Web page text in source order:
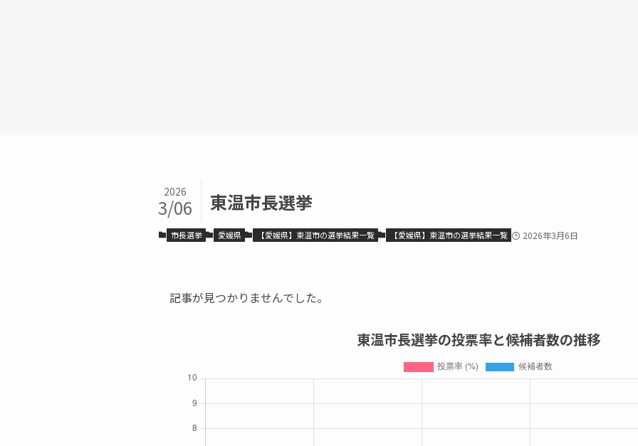
東温市長選挙
2026
3/06
市長選挙 愛媛県 【愛媛県】東温市の選挙結果一覧 【愛媛県】東温市の選挙結果一覧 2026年3月6日
記事が見つかりませんでした。
東温市長選挙の投票率と候補者数の推移